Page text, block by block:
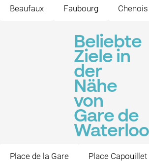
Beaufaux Faubourg Chenois
Beliebte
Ziele in
der
Nähe
von
Gare de
Waterloo
Place de la Gare Place Capouillet